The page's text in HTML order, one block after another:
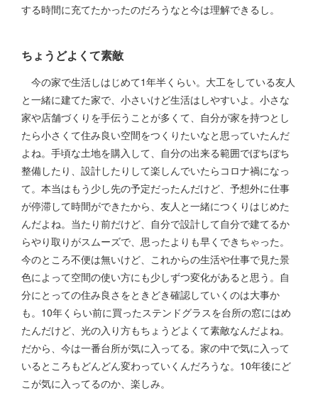
する時間に充てたかったのだろうなと今は理解できるし。
ちょうどよくて素敵
今の家で生活しはじめて1年半くらい。大工をしている友人
と一緒に建てた家で、小さいけど生活はしやすいよ。小さな
家や店舗づくりを手伝うことが多くて、自分が家を持つとし
たら小さくて住み良い空間をつくりたいなと思っていたんだ
よね。手頃な土地を購入して、自分の出来る範囲でぼちぼち
整備したり、設計したりして楽しんでいたらコロナ禍になっ
て。本当はもう少し先の予定だったんだけど、予想外に仕事
が停滞して時間ができたから、友人と一緒につくりはじめた
んだよね。当たり前だけど、自分で設計して自分で建てるか
らやり取りがスムーズで、思ったよりも早くできちゃった。
今のところ不便は無いけど、これからの生活や仕事で見た景
色によって空間の使い方にも少しずつ変化があると思う。自
分にとっての住み良さをときどき確認していくのは大事か
も。10年くらい前に買ったステンドグラスを台所の窓にはめ
たんだけど、光の入り方もちょうどよくて素敵なんだよね。
だから、今は一番台所が気に入ってる。家の中で気に入って
いるところもどんどん変わっていくんだろうな。10年後にど
こが気に入ってるのか、楽しみ。